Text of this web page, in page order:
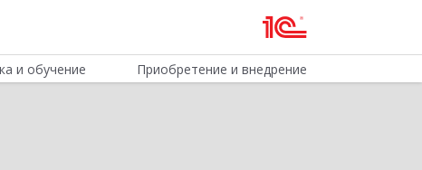
и обучение Приобретение и внедрение